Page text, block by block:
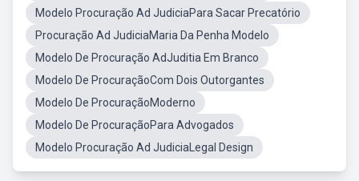
Modelo Procuração Ad JudiciaPara Sacar Precatório
Procuração Ad JudiciaMaria Da Penha Modelo
Modelo De Procuração AdJuditia Em Branco
Modelo De ProcuraçãoCom Dois Outorgantes
Modelo De ProcuraçãoModerno
Modelo De ProcuraçãoPara Advogados
Modelo Procuração Ad JudiciaLegal Design